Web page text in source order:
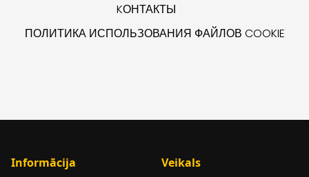
KОНТАКТЫ
ПОЛИТИКА ИСПОЛЬЗОВАНИЯ ФАЙЛОВ COOKIE
Informācija Veikals